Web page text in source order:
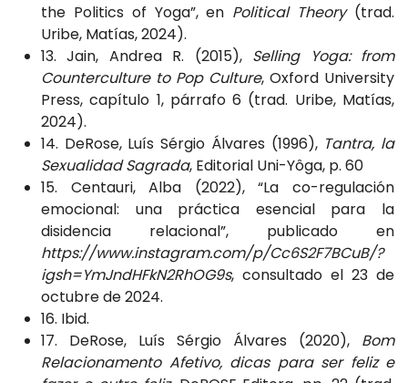
the Politics of Yoga”, en Political Theory(trad.
Uribe, Matías, 2024).
13. Jain, Andrea R. (2015), Selling Yoga: from
Counterculture to Pop Culture, Oxford University
Press, capítulo 1, párrafo 6 (trad. Uribe, Matías,
2024).
14. DeRose, Luís Sérgio Álvares (1996), Tantra, la
Sexualidad Sagrada, Editorial Uni-Yôga, p. 60
15. Centauri, Alba (2022), “La co-regulación
emocional: una práctica esencial para la
disidencia relacional”, publicado en
https://www.instagram.com/p/Cc6S2F7BCuB/?
igsh=YmJndHFkN2RhOG9s, consultado el 23 de
octubre de 2024.
16. Ibid.
17. DeRose, Luís Sérgio Álvares (2020), Bom
Relacionamento Afetivo, dicas para ser feliz e